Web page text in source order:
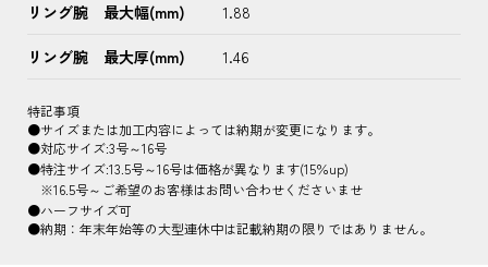
リング腕 最大幅(mm) 1.88
リング腕 最大厚(mm) 1.46
特記事項
●サイズまたは加工内容によっては納期が変更になります。
●対応サイズ:3号～16号
●特注サイズ:13.5号～16号は価格が異なります(15％up)
※16.5号～ご希望のお客様はお問い合わせくださいませ
●ハーフサイズ可
●納期：年末年始等の大型連休中は記載納期の限りではありません。